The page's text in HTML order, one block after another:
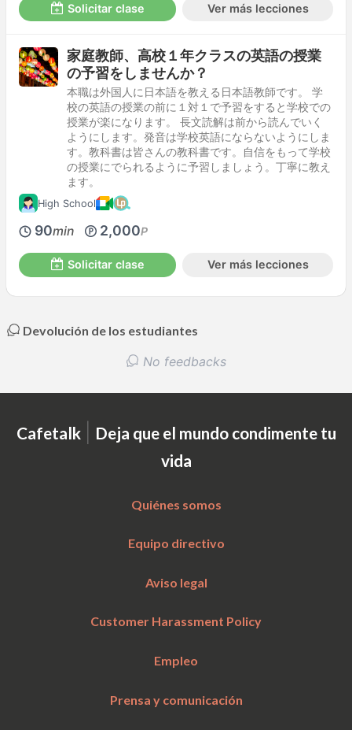
Solicitar clase Ver más lecciones
家庭教師、高校１年クラスの英語の授業
の予習をしませんか？
本職は外国人に日本語を教える日本語教師です。 学
校の英語の授業の前に１対１で予習をすると学校での
授業が楽になります。 長文読解は前から読んでいく
ようにします。発音は学校英語にならないようにしま
す。教科書は皆さんの教科書です。自信をもって学校
の授業にでられるように予習しましょう。丁寧に教え
ます。
High School
90min 2,000P
Solicitar clase Ver más lecciones
Devolución de los estudiantes
No feedbacks
Cafetalk | Deja que el mundo condimente tu
vida
Quiénes somos
Equipo directivo
Aviso legal
Customer Harassment Policy
Empleo
Prensa y comunicación